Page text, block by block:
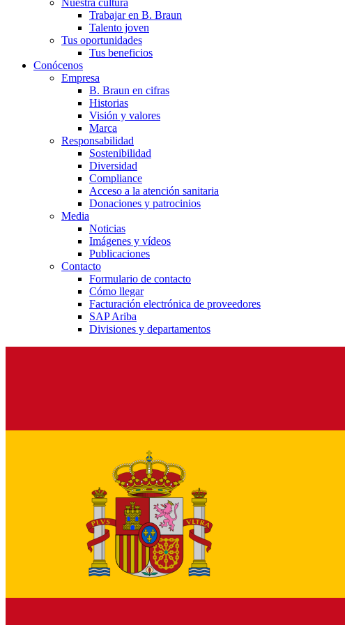
Trabajar en B. Braun
Talento joven
Tus oportunidades
Tus beneficios
Conócenos
Empresa
B. Braun en cifras
Historias
Visión y valores
Marca
Responsabilidad
Sostenibilidad
Diversidad
Compliance
Acceso a la atención sanitaria
Donaciones y patrocinios
Media
Noticias
Imágenes y vídeos
Publicaciones
Contacto
Formulario de contacto
Cómo llegar
Facturación electrónica de proveedores
SAP Ariba
Divisiones y departamentos